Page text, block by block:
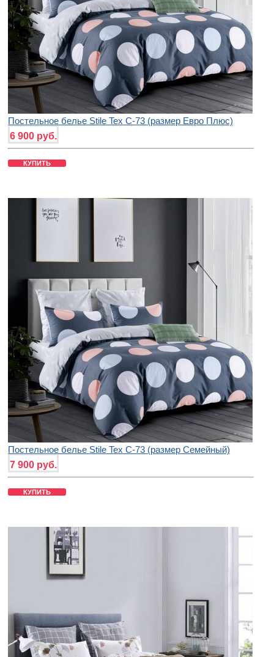
Постельное белье Stile Tex C-73 (размер Евро Плюс)
6 900 руб.
КУПИТЬ
Постельное белье Stile Tex C-73 (размер Семейный)
7 900 руб.
КУПИТЬ